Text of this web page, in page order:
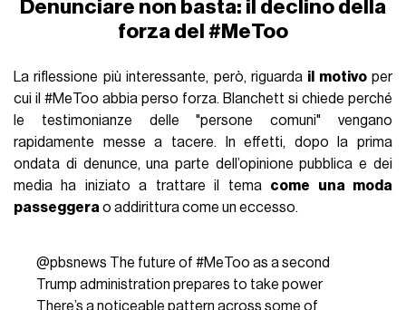
Denunciare non basta: il declino della
forza del #MeToo
La riflessione più interessante, però, riguarda il motivoper
cui il #MeToo abbia perso forza. Blanchett si chiede perché
le testimonianze delle "persone comuni" vengano
rapidamente messe a tacere. In effetti, dopo la prima
ondata di denunce, una parte dell’opinione pubblica e dei
media ha iniziato a trattare il tema come una moda
passeggera o addirittura come un eccesso.
@pbsnews The future of #MeToo as a second
Trump administration prepares to take power
There’s a noticeable pattern across some of